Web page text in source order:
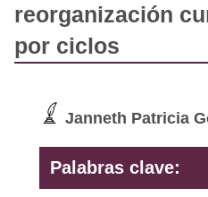
reorganización
por ciclos
Janneth Patricia
Palabras clave: